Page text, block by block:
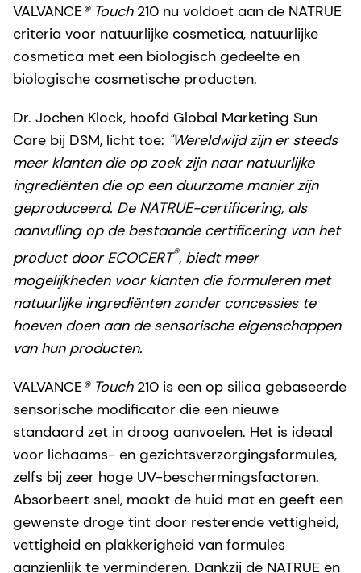
VALVANCE® Touch210 nu voldoet aan de NATRUE
criteria voor natuurlijke cosmetica, natuurlijke
cosmetica met een biologisch gedeelte en
biologische cosmetische producten.
Dr. Jochen Klock, hoofd Global Marketing Sun
Care bij DSM, licht toe: "Wereldwijd zijn er steeds
meer klanten die op zoek zijn naar natuurlijke
ingrediënten die op een duurzame manier zijn
geproduceerd. De NATRUE-certificering, als
aanvulling op de bestaande certificering van het
product door ECOCERT®, biedt meer
mogelijkheden voor klanten die formuleren met
natuurlijke ingrediënten zonder concessies te
hoeven doen aan de sensorische eigenschappen
van hun producten.
VALVANCE® Touch210 is een op silica gebaseerde
sensorische modificator die een nieuwe
standaard zet in droog aanvoelen. Het is ideaal
voor lichaams- en gezichtsverzorgingsformules,
zelfs bij zeer hoge UV-beschermingsfactoren.
Absorbeert snel, maakt de huid mat en geeft een
gewenste droge tint door resterende vettigheid,
vettigheid en plakkerigheid van formules
aanzienlijk te verminderen. Dankzij de NATRUE en